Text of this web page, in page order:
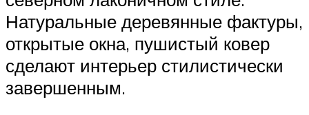
Натуральные деревянные фактуры,
открытые окна, пушистый ковер
сделают интерьер стилистически
завершенным.